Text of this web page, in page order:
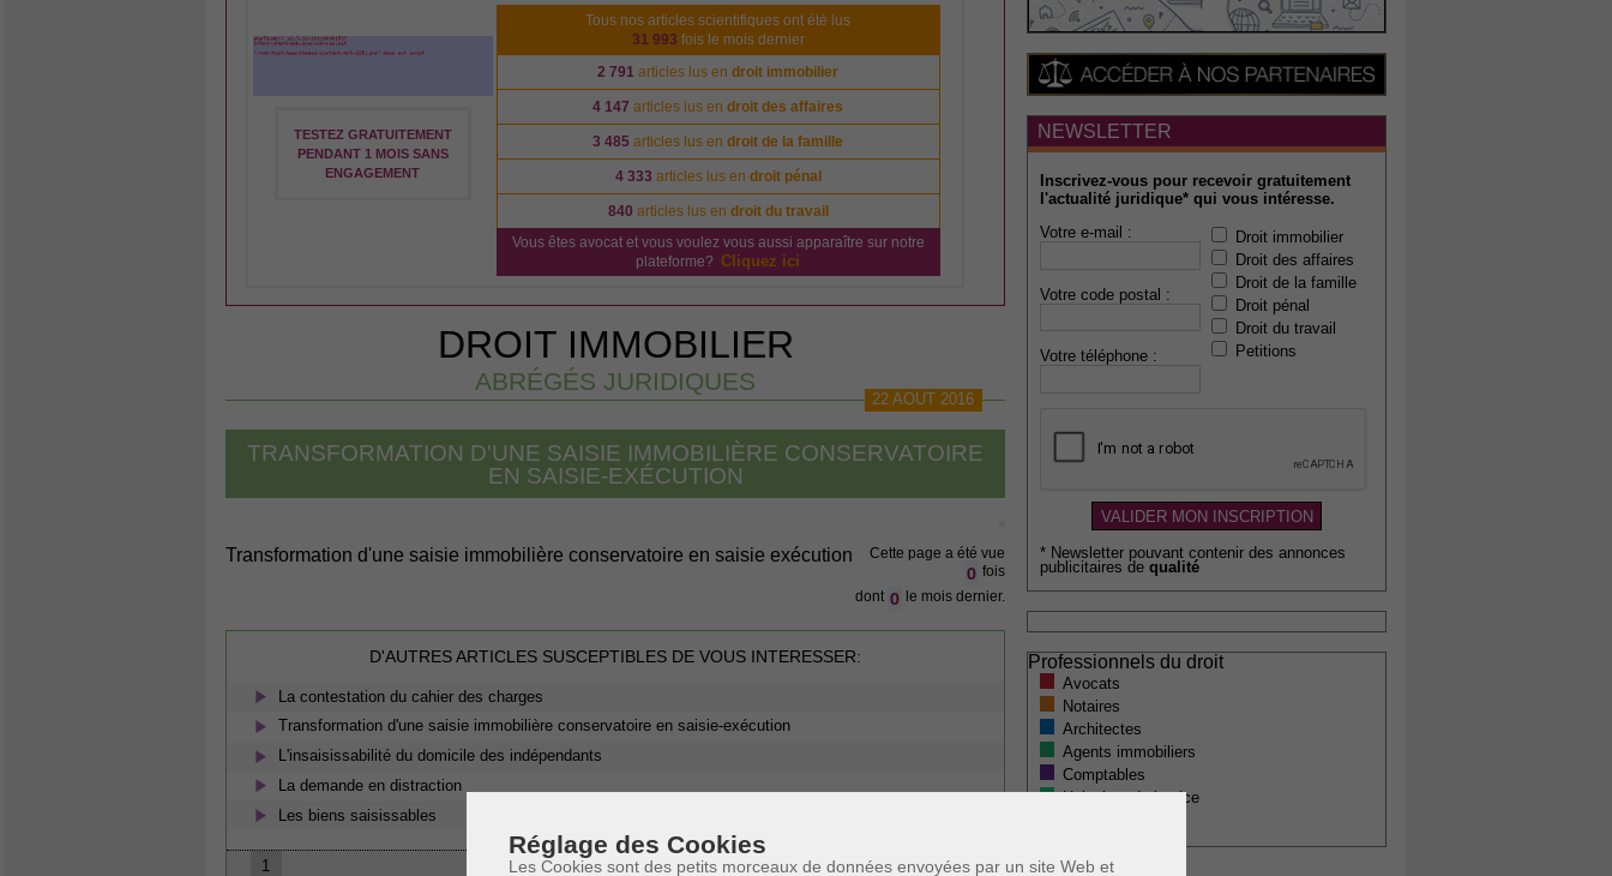
Réglage des Cookies
Les Cookies sont des petits morceaux de données envoyées par un site Web et
TESTEZ GRATUITEMENT
PENDANT 1 MOIS SANS
ENGAGEMENT
Tous nos articles scientifiques ont été lus
31 993 fois le mois dernier
2 791 articles lus endroit immobilier
4 147 articles lus endroit des affaires
3 485 articles lus endroit de la famille
4 333 articles lus en droit pénal
840 articles lus en droit du travail
Vous êtes avocat et vous voulez vous aussi apparaître sur notre
plateforme? Cliquez ici
DROIT IMMOBILIER
ABRÉGÉS JURIDIQUES
22 AOUT 2016
TRANSFORMATION D'UNE SAISIE IMMOBILIÈRE CONSERVATOIRE
EN SAISIE-EXÉCUTION
Transformation d'une saisie immobilière conservatoire en saisie exécution Cette page a été vue
0 fois
dont 0 le mois dernier.
D'AUTRES ARTICLES SUSCEPTIBLES DE VOUS INTERESSER:
La contestation du cahier des charges
Transformation d'une saisie immobilière conservatoire en saisie-exécution
L'insaisissabilité du domicile des indépendants
La demande en distraction
Les biens saisissables
1
NEWSLETTER
Inscrivez-vous pour recevoir gratuitement
l'actualité juridique* qui vous intéresse.
Votre e-mail :
Votre code postal :
Votre téléphone :
Droit immobilier
Droit des affaires
Droit de la famille
Droit pénal
Droit du travail
Petitions
* Newsletter pouvant contenir des annonces
publicitaires de qualité
Professionnels du droit
Avocats
Notaires
Architectes
Agents immobiliers
Comptables
Huissiers de justice